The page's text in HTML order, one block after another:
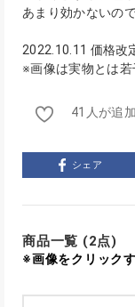
あまり効かないの
2022.10.11 価格改
※画像は実物とは若
41人が追加
シェア
商品一覧 (2点)
※画像をクリック